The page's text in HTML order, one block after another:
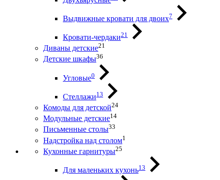
Выдвижные кровати для двоих7
Кровати-чердаки21
Диваны детские21
Детские шкафы36
Угловые0
Стеллажи13
Комоды для детской24
Модульные детские14
Письменные столы33
Надстройка над столом1
Кухонные гарнитуры25
Для маленьких кухонь13